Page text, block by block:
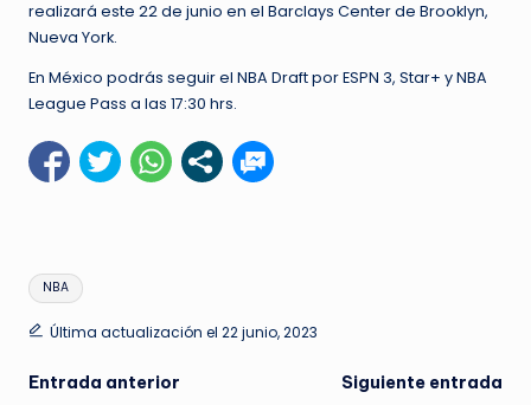
realizará este 22 de junio en el Barclays Center de Brooklyn,
Nueva York.
En México podrás seguir el NBA Draft por ESPN 3, Star+ y NBA
League Pass a las 17:30 hrs.
Etiquetas:
NBA
Última actualización el 22 junio, 2023
Navegación
Entrada anterior Siguiente entrada